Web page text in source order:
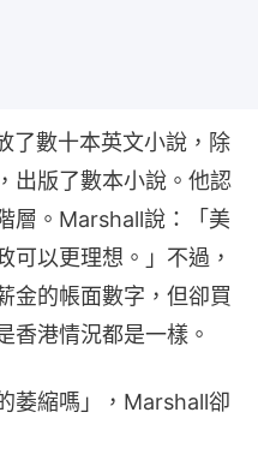
了數十本英文小說，除
出版了數本小說。他認
層。Marshall說：「美
可以更理想。」不過，
金的帳面數字，但卻買
香港情況都是一樣。
萎縮嗎」，Marshall卻